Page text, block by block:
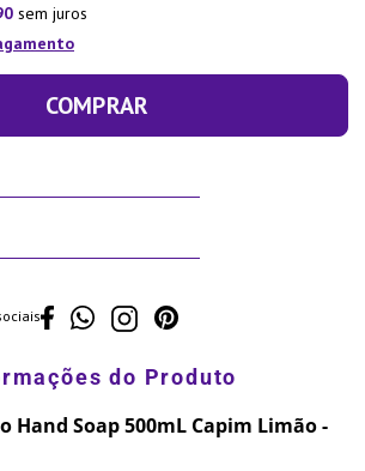
sem juros
COMPRAR
Hand Soap 500mL Capim Limão -